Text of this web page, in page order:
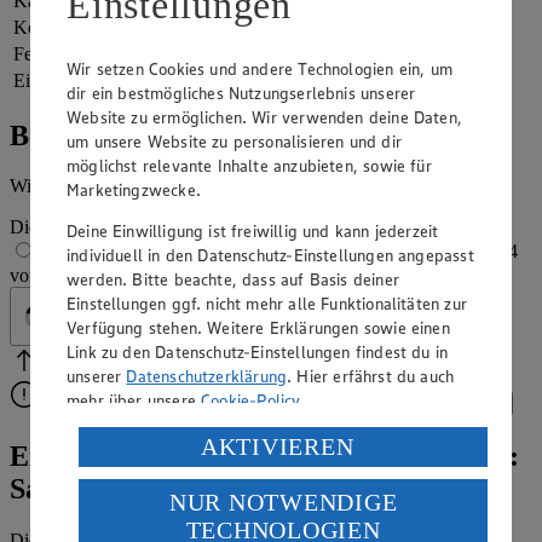
Kohlenhydrate
Fett
Eiweiß
1 g
Bewertung
Wie hat es dir geschmeckt?
Die Bewertung wird automatisch gespeichert
1 von 5 Sternen
2 von 5 Sternen 3 von 5 Sternen
4
von 5 Sternen
5 von 5 Sternen
Geprüft
Bitte Pfeile benutzen
Vielen Dank für deine Bewertung.
Bitte wähle eine Bewertung aus, um fortzufahren.
Einfache Essenz marokkanischer Küche:
Salzzitronen-Rezept
Wir setzen Cookies und andere Technologien ein, um
dir ein bestmögliches Nutzungserlebnis unserer
Website zu ermöglichen. Wir verwenden deine Daten,
um unsere Website zu personalisieren und dir
möglichst relevante Inhalte anzubieten, sowie für
Marketingzwecke.
Deine Einwilligung ist freiwillig und kann jederzeit
individuell in den Datenschutz-Einstellungen angepasst
werden. Bitte beachte, dass auf Basis deiner
Einstellungen ggf. nicht mehr alle Funktionalitäten zur
Verfügung stehen. Weitere Erklärungen sowie einen
Link zu den Datenschutz-Einstellungen findest du in
unserer Datenschutzerklärung. Hier erfährst du auch
mehr über unsereCookie-Policy.
Verarbeitung deiner personenbezogenen Daten in den
USA durch Facebook und YouTube:
Wenn du auf „Aktivieren“ klickst, willigst du im Sinne
des Art. 49 Abs. 1 Satz 1 lit. a) DSGVO ein, dass deine
AKTIVIEREN
NUR NOTWENDIGE
TECHNOLOGIEN